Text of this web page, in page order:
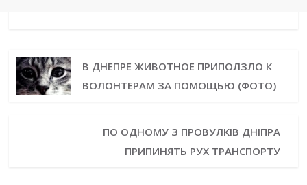
В ДНЕПРЕ ЖИВОТНОЕ ПРИПОЛЗЛО К
ВОЛОНТЕРАМ ЗА ПОМОЩЬЮ (ФОТО)
ПО ОДНОМУ З ПРОВУЛКІВ ДНІПРА
ПРИПИНЯТЬ РУХ ТРАНСПОРТУ